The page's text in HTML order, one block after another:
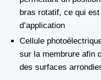
bras rotatif, ce qui
d’application
Cellule
sur la membrure afin
des surfaces